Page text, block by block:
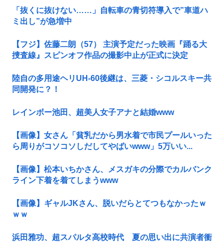
「抜くに抜けない……」自転車の青切符導入で”車道ハ
ミ出し”が急増中
【フジ】佐藤二朗（57） 主演予定だった映画『踊る大
捜査線』スピンオフ作品の撮影中止が正式に決定
陸自の多用途ヘリUH-60後継は、三菱・シコルスキー共
同開発に？！
レインボー池田、超美人女子アナと結婚www
【画像】女さん「貧乳だから男水着で市民プールいった
ら周りがコソコソしだしてやばいwww」5万いい...
【画像】松本いちかさん、メスガキの分際でカルバンク
ライン下着を着てしまうwww
【画像】ギャルJKさん、脱いだらとてつもなかったｗ
ｗｗ
浜田雅功、超スパルタ高校時代 夏の思い出に共演者衝